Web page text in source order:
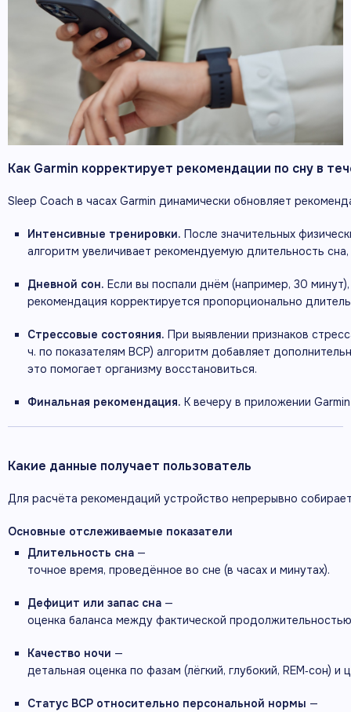
Как Garmin корректирует рекомендации по сну в
Sleep Coach в часах Garmin динамически обновляет
Интенсивные тренировки. После значительных
алгоритм увеличивает рекомендуемую длительность сна,
Дневной сон. Если вы поспали днём (например, 30 минут),
рекомендация корректируется пропорционально
Стрессовые состояния. При выявлении признаков
ч. по показателям ВСР) алгоритм добавляет
это помогает организму восстановиться.
Финальная рекомендация. К вечеру в приложении Garmin
Какие данные получает пользователь
Для расчёта рекомендаций устройство непрерывно
Основные отслеживаемые показатели
Длительность сна —
точное время, проведённое во сне (в часах и минутах).
Дефицит или запас сна —
оценка баланса между фактической продолжительностью
Качество ночи —
детальная оценка по фазам (лёгкий, глубокий, REM‑сон) и
Статус ВСР относительно персональной нормы —